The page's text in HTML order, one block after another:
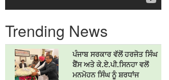
Trending News
ਪੰਜਾਬ ਸਰਕਾਰ ਵੱਲੋਂ ਹਰਜੋਤ ਸਿੰਘ
ਬੈਂਸ ਅਤੇ ਕੇ.ਏ.ਪੀ.ਸਿਨਹਾ ਵਲੋਂ
ਮਨਮੋਹਨ ਸਿੰਘ ਨੂੰ ਸ਼ਰਧਾਂਜ